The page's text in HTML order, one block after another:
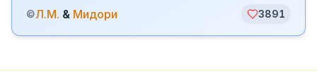
©Л.М. & Мидори 3891